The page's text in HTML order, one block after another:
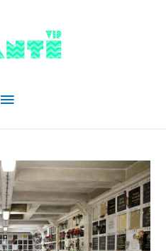
Menu